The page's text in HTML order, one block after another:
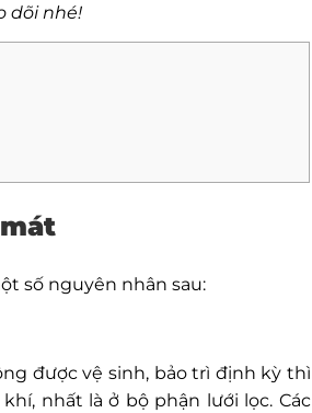
dõi nhé!
số nguyên nhân sau:
được vệ sinh, bảo trì định kỳ thì
nhất là ở bộ phận lưới lọc. Các